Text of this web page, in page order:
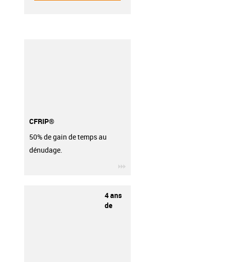
CFRIP®
50% de gain de temps au
dénudage.
4 ans
de